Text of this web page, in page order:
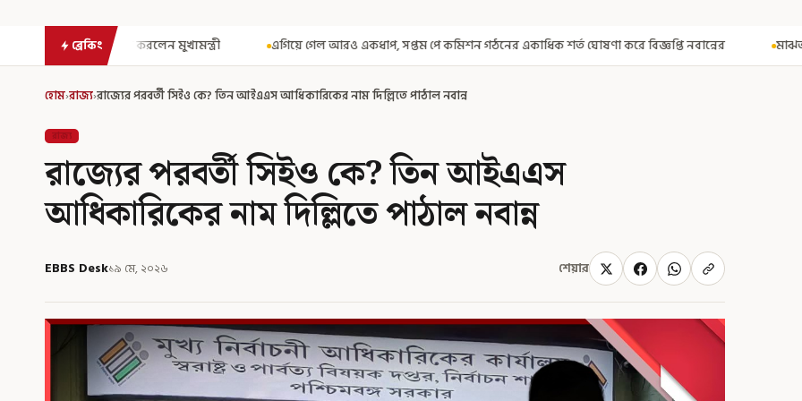
ব্রেকিং
মুখ্যমন্ত্রী এগিয়ে গেল আরও একধাপ, সপ্তম পে কমিশন গঠনের একাধিক শর্ত ঘোষণা করে বিজ্ঞপ্তি নবান্নের মাঝআকাশে আচমকা প্রবল ঝাঁকুনি!
হোম›রাজ্য›রাজ্যের পরবর্তী সিইও কে? তিন আইএএস আধিকারিকের নাম দিল্লিতে পাঠাল নবান্ন
রাজ্য
রাজ্যের পরবর্তী সিইও কে? তিন আইএএস
আধিকারিকের নাম দিল্লিতে পাঠাল নবান্ন
EBBS Desk১৯ মে, ২০২৬ শেয়ার